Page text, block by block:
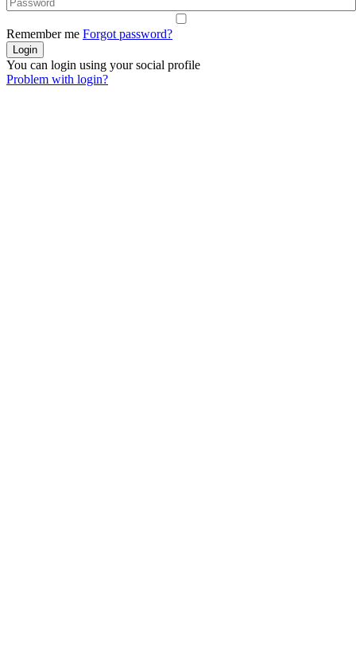
Remember me Forgot password?
You can login using your social profile
Problem with login?